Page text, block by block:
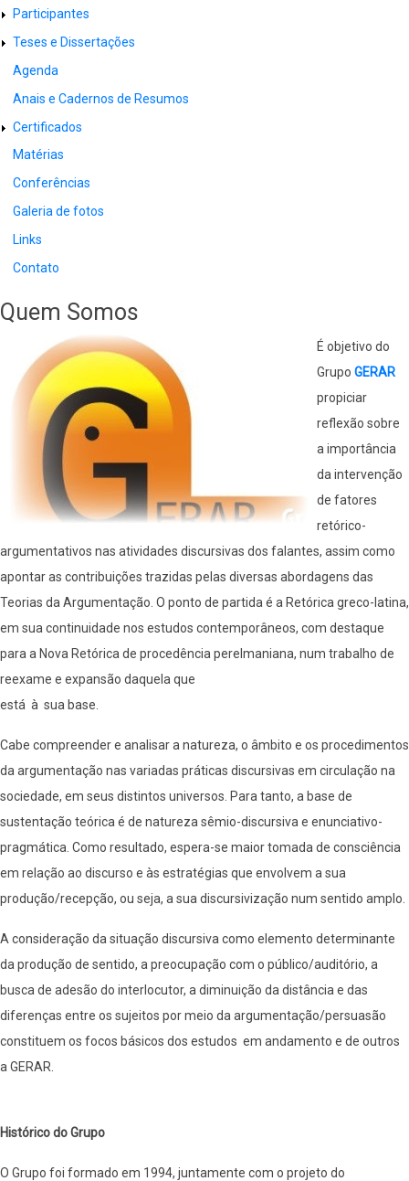
Participantes
Teses e Dissertações
Agenda
Anais e Cadernos de Resumos
Certificados
Matérias
Conferências
Galeria de fotos
Links
Contato
Quem Somos
É objetivo do
Grupo GERAR
propiciar
reflexão sobre
a importância
da intervenção
de fatores
retórico-
argumentativos nas atividades discursivas dos falantes, assim como
apontar as contribuições trazidas pelas diversas abordagens das
Teorias da Argumentação. O ponto de partida é a Retórica greco-latina,
em sua continuidade nos estudos contemporâneos, com destaque
para a Nova Retórica de procedência perelmaniana, num trabalho de
reexame e expansão daquela que
está à sua base.
Cabe compreender e analisar a natureza, o âmbito e os procedimentos
da argumentação nas variadas práticas discursivas em circulação na
sociedade, em seus distintos universos. Para tanto, a base de
sustentação teórica é de natureza sêmio-discursiva e enunciativo-
pragmática. Como resultado, espera-se maior tomada de consciência
em relação ao discurso e às estratégias que envolvem a sua
produção/recepção, ou seja, a sua discursivização num sentido amplo.
A consideração da situação discursiva como elemento determinante
da produção de sentido, a preocupação com o público/auditório, a
busca de adesão do interlocutor, a diminuição da distância e das
diferenças entre os sujeitos por meio da argumentação/persuasão
constituem os focos básicos dos estudos em andamento e de outros
a GERAR.
Histórico do Grupo
O Grupo foi formado em 1994, juntamente com o projeto do